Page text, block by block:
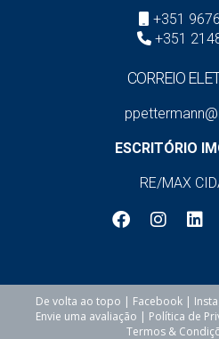
+351
+351
CORREIO
ESCRITÓRIO
RE/MAX
De volta ao topo | Facebook|
Envie uma avaliação | Política de
Termos &